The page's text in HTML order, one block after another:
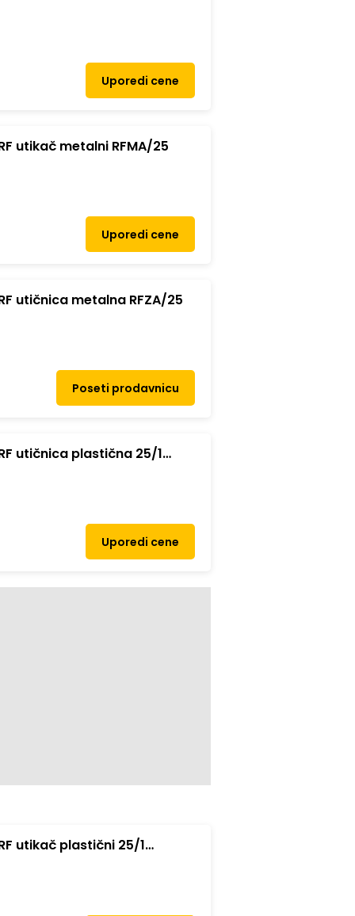
Uporedi cene
RF utikač metalni RFMA/25
Uporedi cene
RF utičnica metalna RFZA/25
Poseti prodavnicu
RF utičnica plastična 25/1
Uporedi cene
RF utikač plastični 25/1